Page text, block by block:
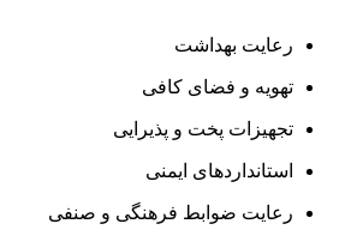
رعایت بهداشت
تهویه و فضای کافی
تجهیزات پخت و پذیرایی
استانداردهای ایمنی
رعایت ضوابط فرهنگی و صنفی